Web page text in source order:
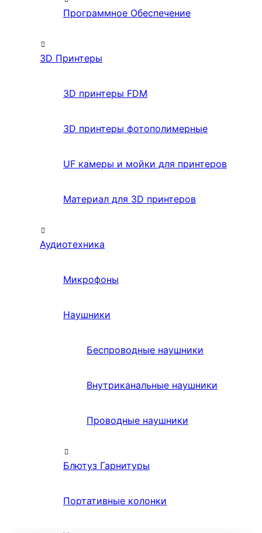
Программное Обеспечение
3D Принтеры
3D принтеры FDM
3D принтеры фотополимерные
UF камеры и мойки для принтеров
Материал для 3D принтеров
Аудиотехника
Микрофоны
Наушники
Беспроводные наушники
Внутриканальные наушники
Проводные наушники
Блютуз Гарнитуры
Портативные колонки